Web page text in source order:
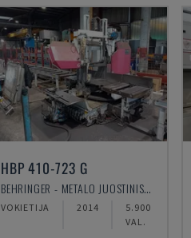
HBP 410-723 G
BEHRINGER - METALO JUOSTINIS PJŪKLAS
VOKIETIJA 2014
5.900
VAL.